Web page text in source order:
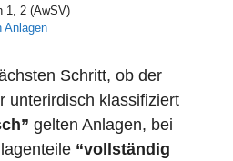
1, 2 (AwSV)
Anlagen
Schritt, ob der
unterirdisch klassifiziert
gelten Anlagen, bei
“vollständig